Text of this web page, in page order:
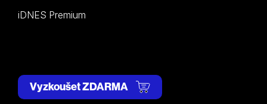
iDNES Premium
Vyzkoušet ZDARMA